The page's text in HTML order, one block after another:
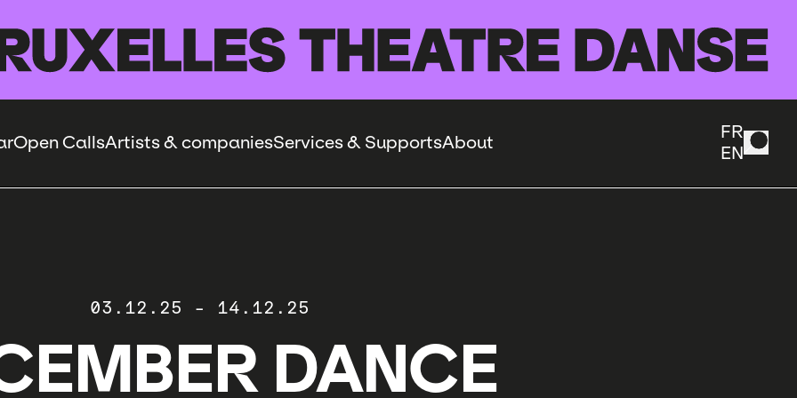
Open CallsArtists & companiesServices & SupportsAbout
FR
EN
03.12.25 - 14.12.25
DANCE